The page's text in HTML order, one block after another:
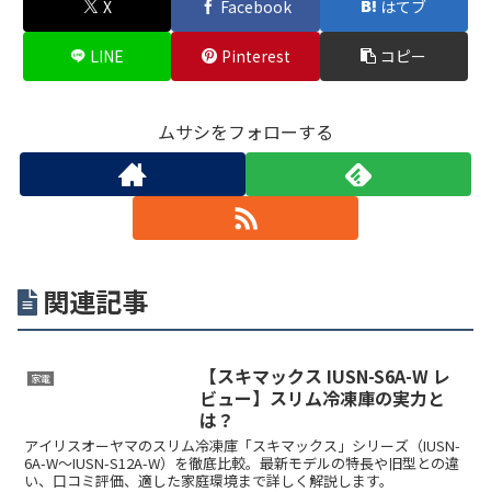
X Facebook はてブ
LINE Pinterest コピー
ムサシをフォローする
関連記事
家電
【スキマックス IUSN-S6A-W レ
ビュー】スリム冷凍庫の実力と
は？
アイリスオーヤマのスリム冷凍庫「スキマックス」シリーズ（IUSN-
6A-W〜IUSN-S12A-W）を徹底比較。最新モデルの特長や旧型との違
い、口コミ評価、適した家庭環境まで詳しく解説します。